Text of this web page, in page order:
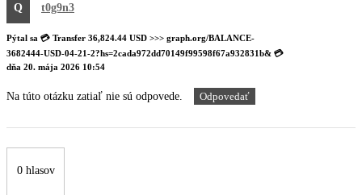
Q t0g9n3
Pýtal sa 💳 Transfer 36,824.44 USD >>> graph.org/BALANCE-
3682444-USD-04-21-2?hs=2cada972dd70149f99598f67a932831b& 💳
dňa 20. mája 2026 10:54
Na túto otázku zatiaľ nie sú odpovede. Odpovedať
0 hlasov